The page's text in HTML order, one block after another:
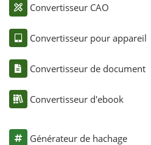
Convertisseur CAO
Convertisseur pour appareil
Convertisseur de document
Convertisseur d'ebook
Générateur de hachage